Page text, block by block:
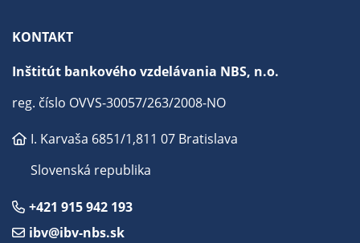
KONTAKT
Inštitút bankového vzdelávania NBS, n.o.
reg. číslo OVVS-30057/263/2008-NO
I. Karvaša 6851/1,811 07 Bratislava
Slovenská republika
+421 915 942 193
ibv@ibv-nbs.sk